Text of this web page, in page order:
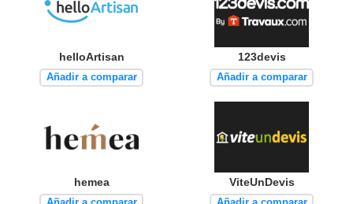
helloArtisan
Añadir a comparar
123devis
Añadir a comparar
hemea ViteUnDevis